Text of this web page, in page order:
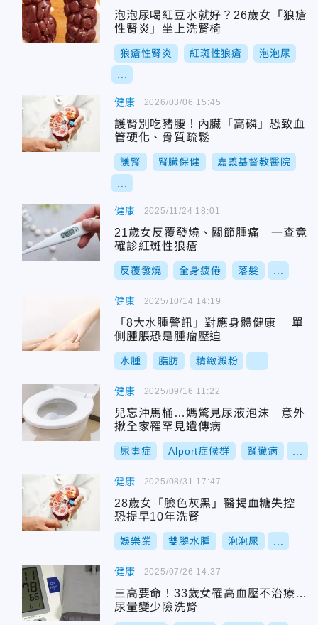
泡泡尿喝紅豆水就好？26歲女「狼瘡
性腎炎」坐上洗腎椅
狼瘡性腎炎 紅斑性狼瘡 泡泡尿
健康
護腎別吃豬腰！內臟「高磷」恐致血
管硬化、骨質疏鬆
護腎 腎臟保健 嘉義基督教醫院
2026/03/06 15:45
健康
21歲女反覆發燒、關節腫痛 一查竟
確診紅斑性狼瘡
反覆發燒 全身疲倦 落髮
2025/11/24 18:01
健康
「8大水腫警訊」對應身體健康 單
側腫脹恐是腫瘤壓迫
水腫 脂肪 精緻澱粉
2025/10/14 14:19
健康
兒忘沖馬桶…媽驚見尿液泡沫 意外
揪全家罹罕見遺傳病
尿毒症 Alport症候群 腎臟病
2025/09/16 11:22
健康
28歲女「臉色灰黑」醫揭血糖失控
恐提早10年洗腎
娛樂業 雙腿水腫 泡泡尿
2025/08/31 17:47
健康
三高要命！33歲女罹高血壓不治療…
尿量變少險洗腎
2025/07/26 14:37